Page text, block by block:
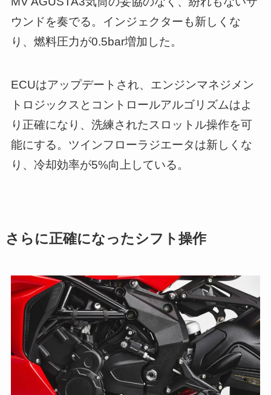
ウンドを奏でる。インジェクターも新しくな
り、燃料圧力が0.5bar増加した。
ECUはアップデートされ、エンジンマネジメン
トロジックスとコントロールアルゴリズムはよ
り正確になり、洗練されたスロットル操作を可
能にする。ツインフローラジエータは新しくな
り、冷却効率が5%向上している。
さらに正確になったシフト操作